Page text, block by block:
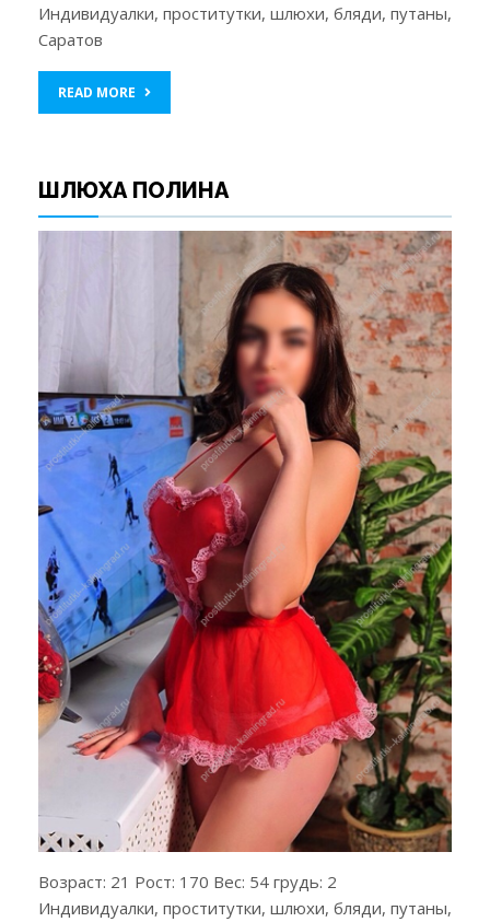
Индивидуалки, проститутки, шлюхи, бляди, путаны,
Саратов
READ MORE
ШЛЮХА ПОЛИНА
Возраст: 21 Рост: 170 Вес: 54 грудь: 2
Индивидуалки, проститутки, шлюхи, бляди, путаны,